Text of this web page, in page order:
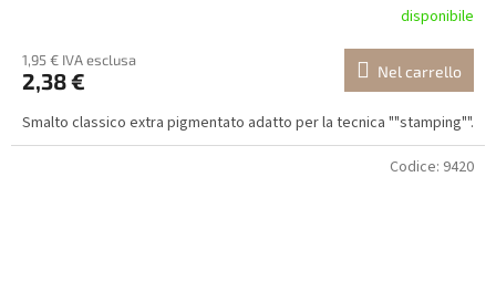
disponibile
1,95 € IVA esclusa
2,38 € Nel carrello
Smalto classico extra pigmentato adatto per la tecnica ""stamping"".
Codice: 9420